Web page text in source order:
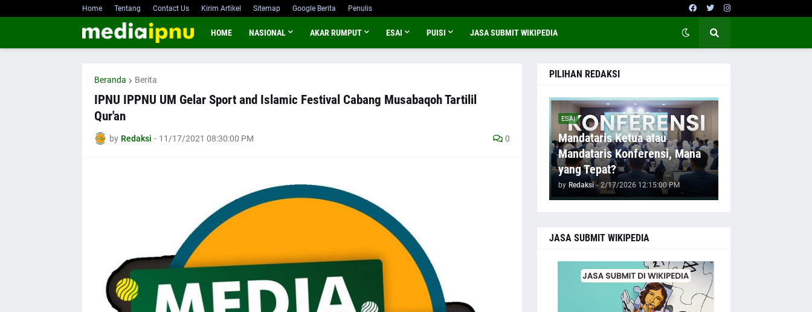
Home Tentang Contact Us Kirim Artikel Sitemap Google Berita Penulis
HOME NASIONAL AKAR RUMPUT ESAI PUISI JASA SUBMIT WIKIPEDIA
Beranda Berita
IPNU IPPNU UM Gelar Sport and Islamic Festival Cabang Musabaqoh Tartilil
Qur'an
by Redaksi - 11/17/2021 08:30:00 PM 0
PILIHAN REDAKSI
ESAI
Mandataris Ketua atau
Mandataris Konferensi, Mana
yang Tepat?
by Redaksi - 2/17/2026 12:15:00 PM
JASA SUBMIT WIKIPEDIA